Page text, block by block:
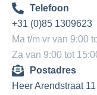
Telefoon
+31 (0)85 1309623
Ma t/m vr van 9:00
Za van 9:00 tot
Postadres
Heer Arendstraat 11